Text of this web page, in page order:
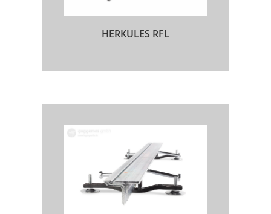
HERKULES RFL